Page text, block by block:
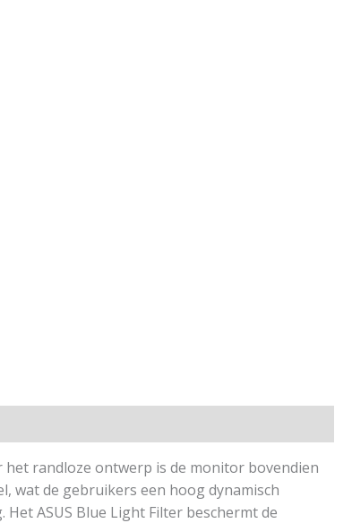
het randloze ontwerp is de monitor bovendien
wat de gebruikers een hoog dynamisch
ASUS Blue Light Filter beschermt de